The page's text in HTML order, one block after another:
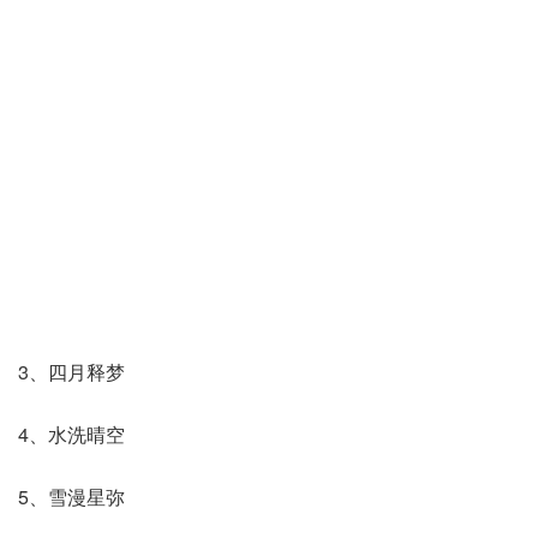
3、四月释梦
4、水洗晴空
5、雪漫星弥